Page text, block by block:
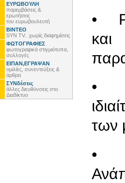
ΕΥΡΩΒΟΥΛΗ
παρεμβάσεις &
ερωτήσεις
του ευρωβουλευτή
ΒΙΝΤΕΟ
SYN TV.. χωρίς διαφημίσεις
ΦΩΤΟΓΡΑΦΙΕΣ
φωτογραφικά στιγμιότυπα,
συλλογές
ΕΙΠΑΝ,ΕΓΡΑΨΑΝ
ομιλίες, συνεντεύξεις &
άρθρα
ΣΥΝδέσεις
άλλες διευθύνσεις στο
Διαδίκτυο
•
και
•
των
•